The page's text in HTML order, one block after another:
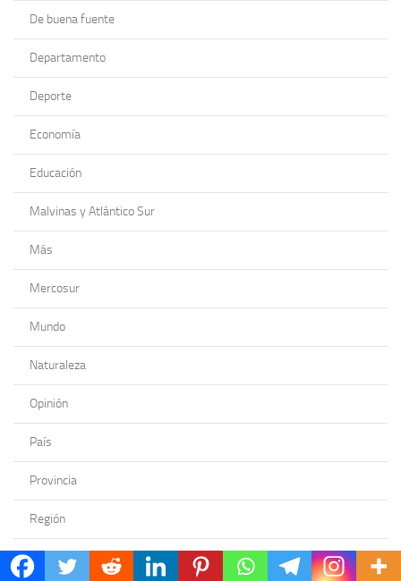
De buena fuente
Departamento
Deporte
Economía
Educación
Malvinas y Atlántico Sur
Más
Mercosur
Mundo
Naturaleza
Opinión
País
Provincia
Región
Viajes y Sabores